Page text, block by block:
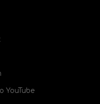
YouTube